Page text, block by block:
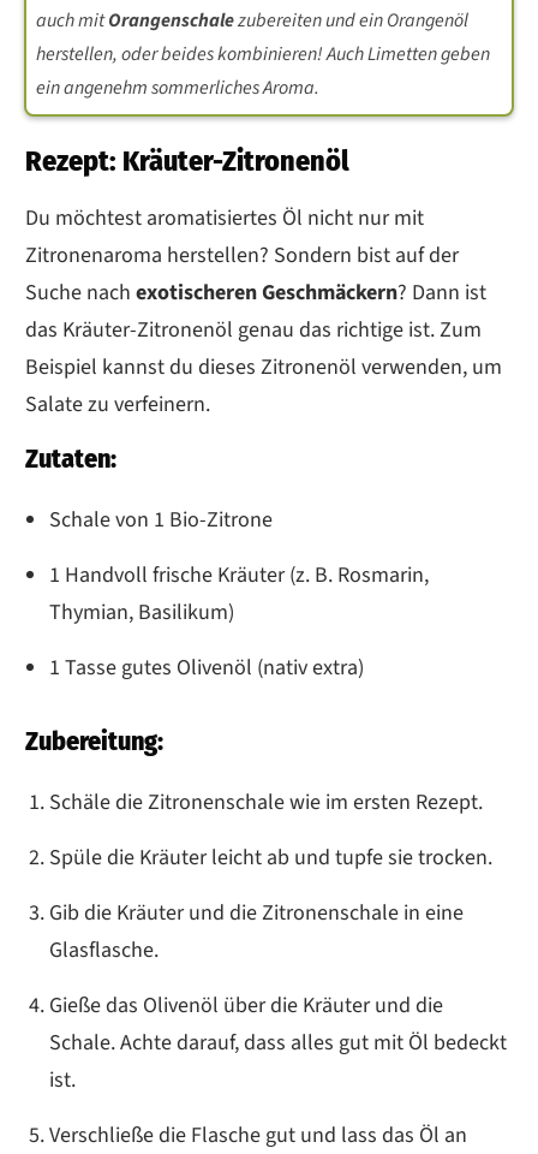
auch mitOrangenschalezubereiten und ein Orangenöl
herstellen, oder beides kombinieren! Auch Limetten geben
ein angenehm sommerliches Aroma.
Rezept: Kräuter-Zitronenöl
Du möchtest aromatisiertes Öl nicht nur mit
Zitronenaroma herstellen? Sondern bist auf der
Suche nach exotischeren Geschmäckern? Dann ist
das Kräuter-Zitronenöl genau das richtige ist. Zum
Beispiel kannst du dieses Zitronenöl verwenden, um
Salate zu verfeinern.
Zutaten:
Schale von 1 Bio-Zitrone
1 Handvoll frische Kräuter (z. B. Rosmarin,
Thymian, Basilikum)
1 Tasse gutes Olivenöl (nativ extra)
Zubereitung:
Schäle die Zitronenschale wie im ersten Rezept.
Spüle die Kräuter leicht ab und tupfe sie trocken.
Gib die Kräuter und die Zitronenschale in eine
Glasflasche.
Gieße das Olivenöl über die Kräuter und die
Schale. Achte darauf, dass alles gut mit Öl bedeckt
ist.
Verschließe die Flasche gut und lass das Öl an